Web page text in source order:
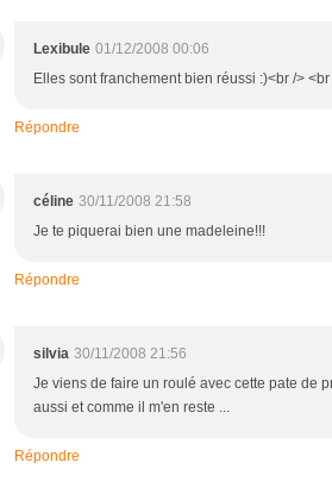
Lexibule 01/12/2008 00:06
Elles sont franchement bien réussi :)<br />
Répondre
céline 30/11/2008 21:58
Je te piquerai bien une madeleine!!!
Répondre
silvia 30/11/2008 21:56
Je viens de faire un roulé avec cette pate de
aussi et comme il m'en reste ...
Répondre